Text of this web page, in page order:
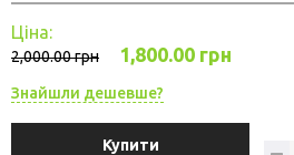
Ціна:
2,000.00 грн 1,800.00 грн
Знайшли дешевше?
Купити